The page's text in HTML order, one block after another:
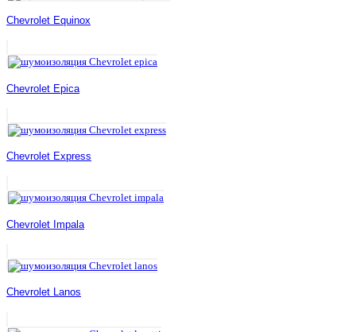
Chevrolet Equinox
Chevrolet Epica
Chevrolet Express
Chevrolet Impala
Chevrolet Lanos